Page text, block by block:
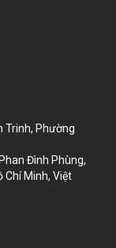
Trinh, Phường
Đình Phùng,
Chí Minh, Việt